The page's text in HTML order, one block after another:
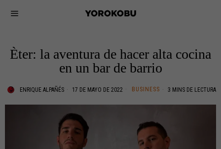
Èter: la aventura de hacer alta cocina
en un bar de barrio
ENRIQUE ALPAÑÉS 17 DE MAYO DE 2022 BUSINESS 3 MINS DE LECTURA